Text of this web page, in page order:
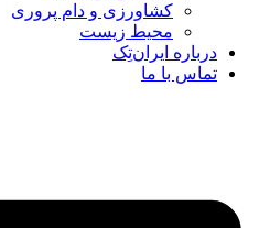
کشاورزی و دام پروری
محیط زیست
درباره ایران‌تِک
تماس با ما